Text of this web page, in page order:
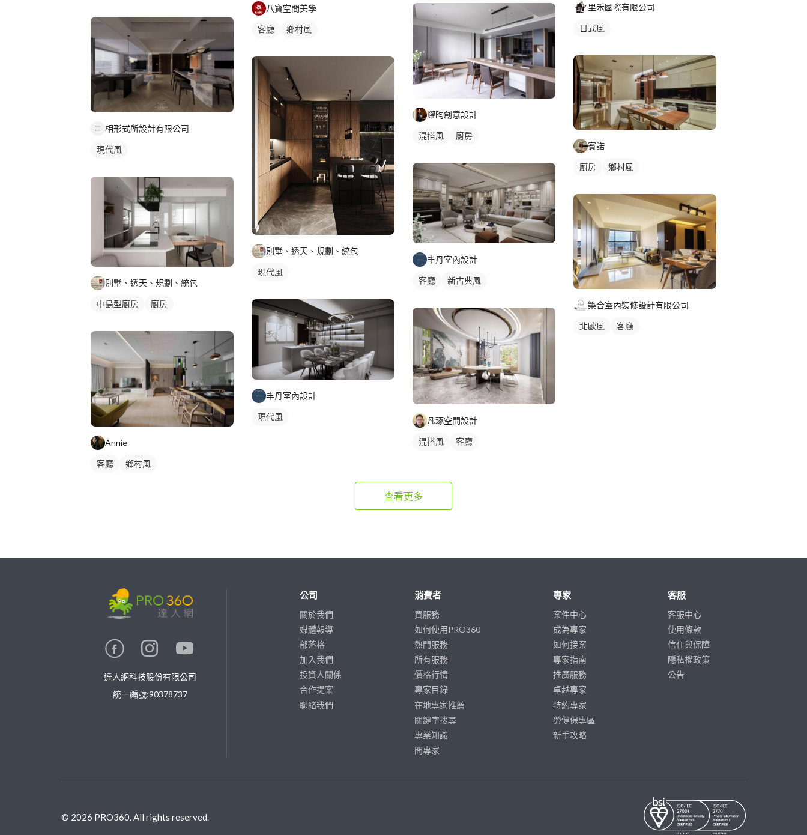
相形式所設計有限公司
現代風
別墅、透天、規劃、統包
中島型廚房 廚房
Annie
客廳 鄉村風
八寶空間美學
客廳 鄉村風
別墅、透天、規劃、統包
現代風
丰丹室內設計
現代風
耀昀創意設計
混搭風 廚房
丰丹室內設計
客廳 新古典風
凡琢空間設計
混搭風 客廳
里禾國際有限公司
日式風
賓諾
廚房 鄉村風
築合室內裝修設計有限公司
北歐風 客廳
查看更多
達人網科技股份有限公司
統一編號:90378737
公司
關於我們
媒體報導
部落格
加入我們
投資人關係
合作提案
聯絡我們
消費者
買服務
如何使用PRO360
熱門服務
所有服務
價格行情
專家目錄
在地專家推薦
關鍵字搜尋
專業知識
問專家
專家
案件中心
成為專家
如何接案
專家指南
推廣服務
卓越專家
特約專家
勞健保專區
新手攻略
客服
客服中心
使用條款
信任與保障
隱私權政策
公告
© 2026 PRO360. All rights reserved.